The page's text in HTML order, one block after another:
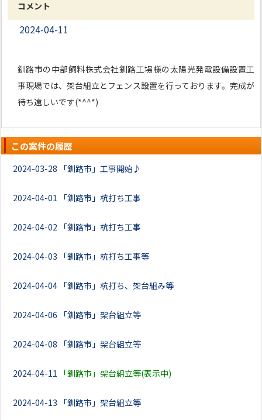
コメント
2024-04-11
釧路市の中部飼料株式会社釧路工場様の太陽光発電設備設置工
事現場では、架台組立とフェンス設置を行っております。完成が
待ち遠しいです(*^^*)
この案件の履歴
2024-03-28 「釧路市」工事開始♪
2024-04-01 「釧路市」杭打ち工事
2024-04-02 「釧路市」杭打ち工事
2024-04-03 「釧路市」杭打ち工事等
2024-04-04 「釧路市」杭打ち、架台組み等
2024-04-06 「釧路市」架台組立等
2024-04-08 「釧路市」架台組立等
2024-04-11 「釧路市」架台組立等(表示中)
2024-04-13 「釧路市」架台組立等